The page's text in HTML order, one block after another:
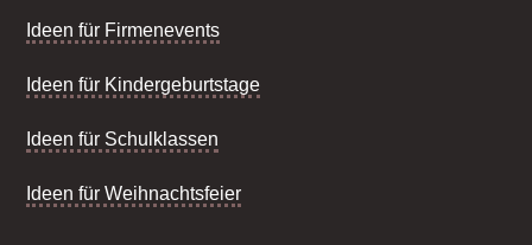
Ideen für Firmenevents
Ideen für Kindergeburtstage
Ideen für Schulklassen
Ideen für Weihnachtsfeier